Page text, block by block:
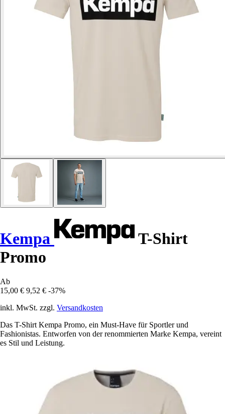
Kempa
T-Shirt
Promo
Ab
15,00 € 9,52 € -37%
inkl. MwSt. zzgl. Versandkosten
Das T-Shirt Kempa Promo, ein Must-Have für Sportler und
Fashionistas. Entworfen von der renommierten Marke Kempa, vereint
es Stil und Leistung.